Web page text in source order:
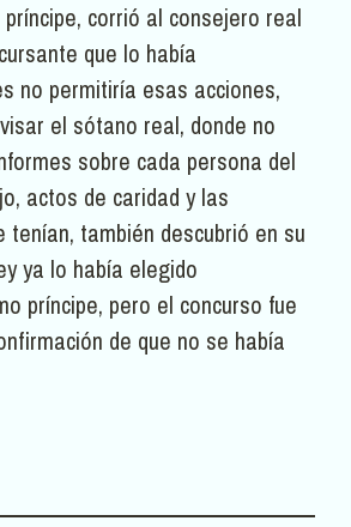
corrió al consejero real
que lo había
no permitiría esas acciones,
el sótano real, donde no
sobre cada persona del
actos de caridad y las
tenían, también descubrió en su
ya lo había elegido
príncipe, pero el concurso fue
de que no se había